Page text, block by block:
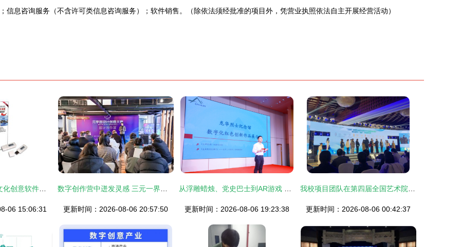
信息咨询服务（不含许可类信息咨询服务）；软件销售。（除依法须经批准的项目外，凭营业执照依法自主开展经营活动）
06 15:06:31 更新时间：2026-08-06 20:57:50 更新时间：2026-08-06 19:23:38 更新时间：2026-08-06 00:42:37